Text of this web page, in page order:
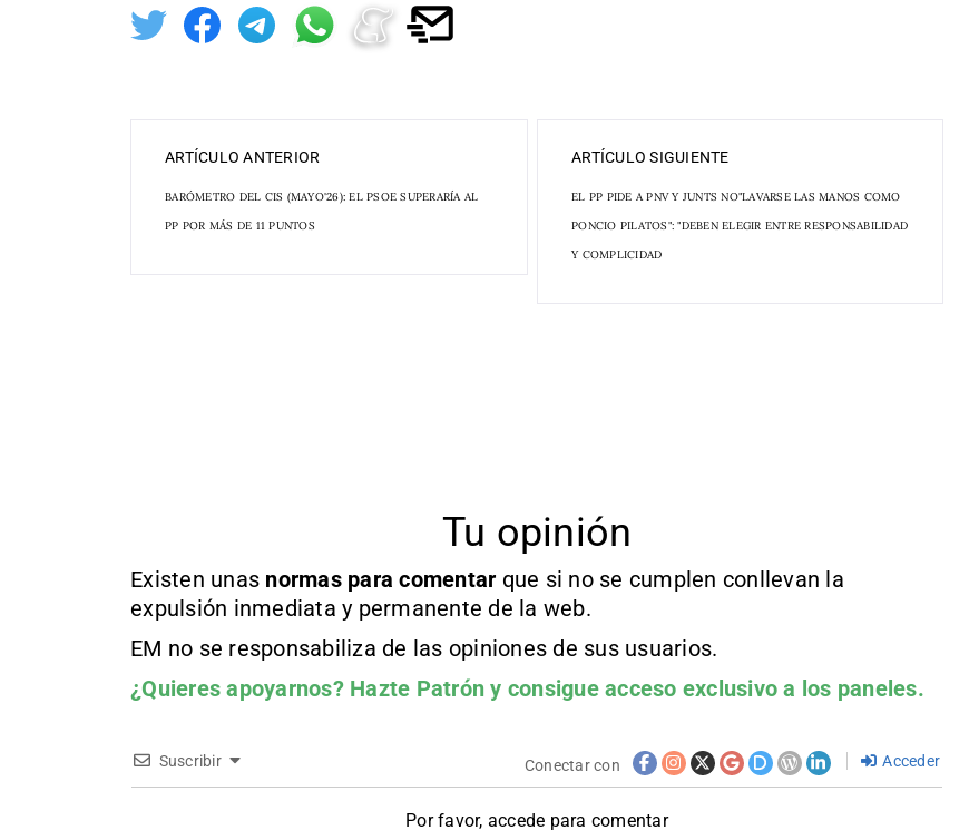
ARTÍCULO ANTERIOR
BARÓMETRO DEL CIS (MAYO'26): EL PSOE SUPERARÍA AL
PP POR MÁS DE 11 PUNTOS
ARTÍCULO SIGUIENTE
EL PP PIDE A PNV Y JUNTS NO"LAVARSE LAS MANOS COMO
PONCIO PILATOS": "DEBEN ELEGIR ENTRE RESPONSABILIDAD
Y COMPLICIDAD
Tu opinión
Existen unas normas para comentar que si no se cumplen conllevan la
expulsión inmediata y permanente de la web.
EM no se responsabiliza de las opiniones de sus usuarios.
¿Quieres apoyarnos? Hazte Patrón y consigue acceso exclusivo a los paneles.
Suscribir Conectar con Acceder
Por favor, accede para comentar